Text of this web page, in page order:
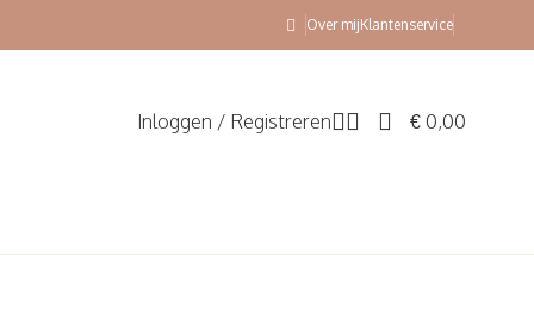
Over mijKlantenservice
Inloggen / Registreren €0,00